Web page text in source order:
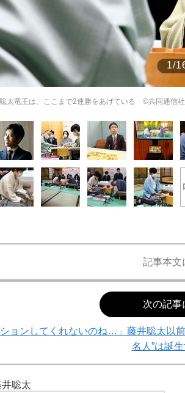
1/
太竜王は、ここまで2連勝をあげている ©共同通信社
記事本文
次の記事
ションしてくれないのね…」藤井聡太
名人”は誕
聡太